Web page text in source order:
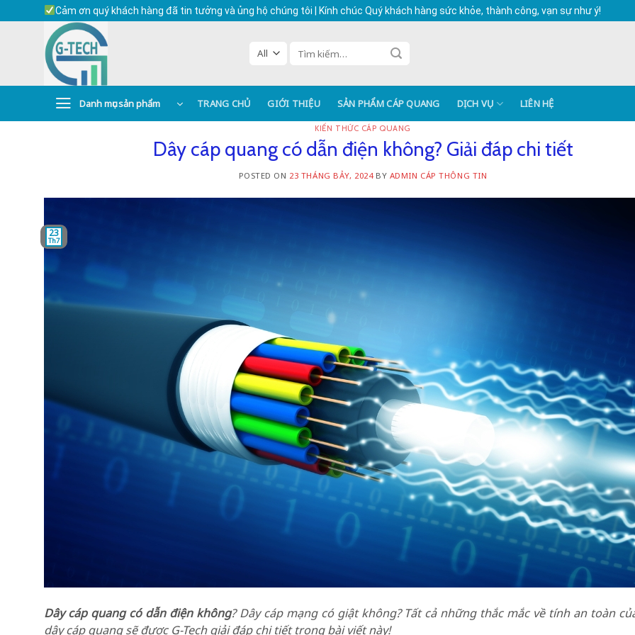
to
Cảm ơn quý khách hàng đã tin tưởng và ủng hộ chúng tôi | Kính chúc Quý khách hàng sức khỏe, thành công, vạn sự như ý!
kiếm:
Danh mục sản phẩm TRANG CHỦ GIỚI THIỆU SẢN PHẨM CÁP QUANG DỊCH VỤ LIÊN HỆ
KIẾN THỨC CÁP QUANG
Dây cáp quang có dẫn điện không? Giải đáp chi tiết
POSTED ON 23 THÁNG BẢY, 2024BY ADMIN CÁP THÔNG TIN
23
Th7
Dây cáp quang có dẫn điện không? Dây cáp mạng có giật không? Tất cả những thắc mắc về tính an toàn
dây cáp quang sẽ được G-Tech giải đáp chi tiết trong bài viết này!